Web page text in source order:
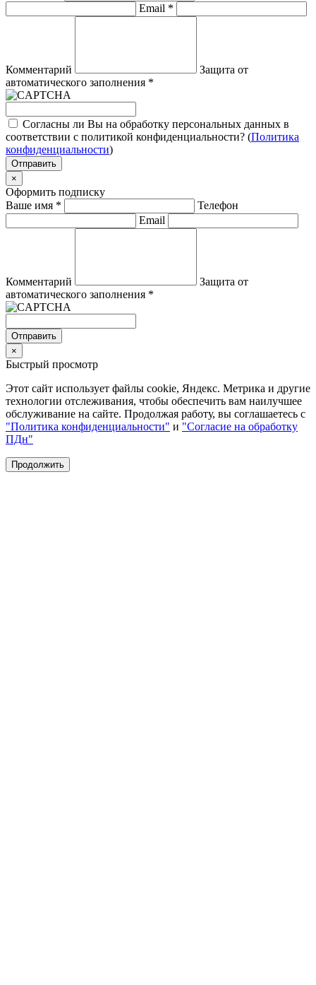
Email *
Комментарий
Защита от
автоматического заполнения *
Согласны ли Вы на обработку персональных данных в
соответствии с политикой конфиденциальности? (Политика
конфиденциальности)
Отправить
×
Оформить подписку
Ваше имя *
Телефон
Email
Комментарий
Защита от
автоматического заполнения *
Отправить
×
Быстрый просмотр
Этот сайт использует файлы cookie, Яндекс. Метрика и другие
технологии отслеживания, чтобы обеспечить вам наилучшее
обслуживание на сайте. Продолжая работу, вы соглашаетесь с
"Политика конфиденциальности" и "Согласие на обработку
ПДн"
Продолжить